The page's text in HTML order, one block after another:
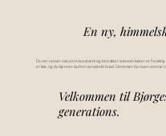
En ny,
Du ser utover naturens kunstverk og betrakter sola som kaster et
er klar, og du kjenner duften av nystekt brød. Så merker du noen som tar
Velkommen til
generations.